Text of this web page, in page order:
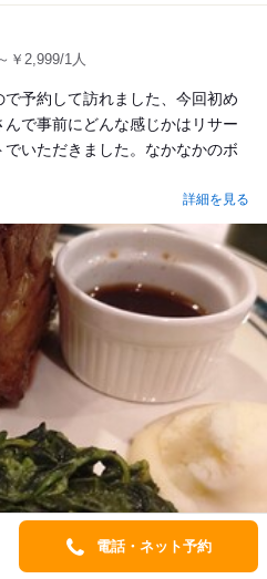
￥2,999/1人
予約して訪れました、今回初め
で事前にどんな感じかはリサー
いただきました。なかなかのボ
詳細を見る
電話・ネット予約